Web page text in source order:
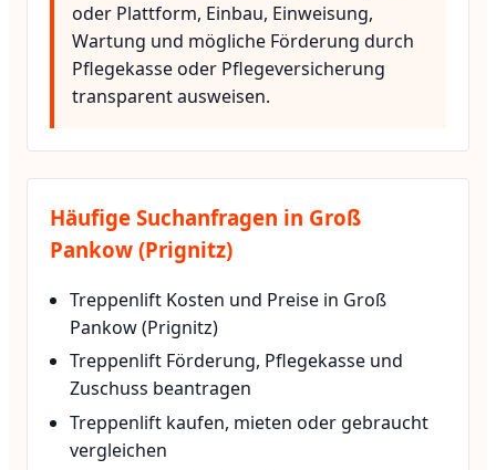
oder Plattform, Einbau, Einweisung,
Wartung und mögliche Förderung durch
Pflegekasse oder Pflegeversicherung
transparent ausweisen.
Häufige Suchanfragen in Groß
Pankow (Prignitz)
Treppenlift Kosten und Preise in Groß
Pankow (Prignitz)
Treppenlift Förderung, Pflegekasse und
Zuschuss beantragen
Treppenlift kaufen, mieten oder gebraucht
vergleichen